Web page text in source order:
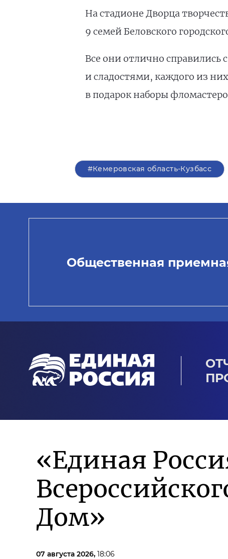
На стадионе Дворца
9 семей Беловского
Все они отлично справились
и сладостями, каждого из
в подарок наборы
#Кемеровская область-Кузбасс
Общественная
«Единая
Дом»
07 августа 2026, 18:06